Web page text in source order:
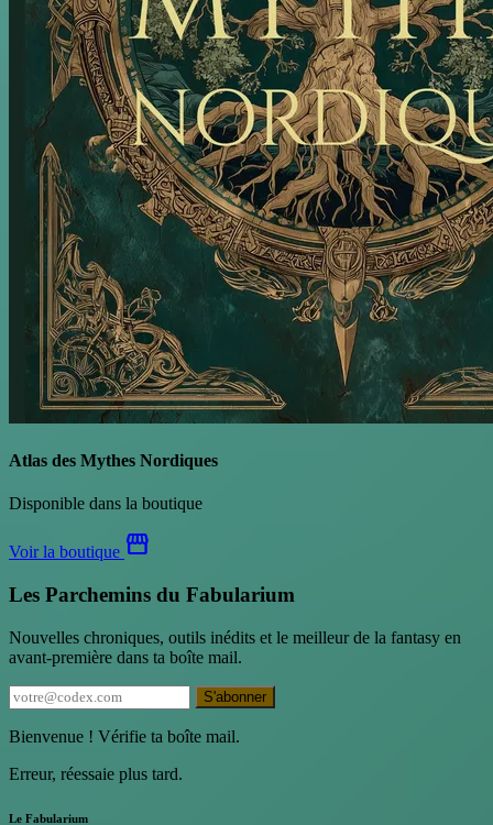
Atlas des Mythes Nordiques
Disponible dans la boutique
Voir la boutique storefront
Les Parchemins du Fabularium
Nouvelles chroniques, outils inédits et le meilleur de la fantasy en
avant-première dans ta boîte mail.
S'abonner
Bienvenue ! Vérifie ta boîte mail.
Erreur, réessaie plus tard.
Le Fabularium